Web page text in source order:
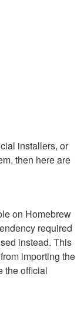
installers, or
then here are
on Homebrew
required
instead. This
importing the
the official